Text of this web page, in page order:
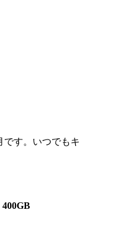
です。いつでもキ
400GB